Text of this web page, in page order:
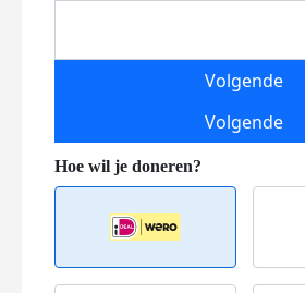
Volgende
Volgende